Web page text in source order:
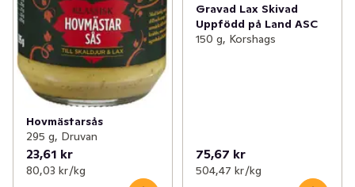
Hovmästarsås
295 g, Druvan
23,61 kr
80,03 kr /kg
Gravad Lax Skivad
Uppfödd på Land ASC
150 g, Korshags
75,67 kr
504,47 kr /kg